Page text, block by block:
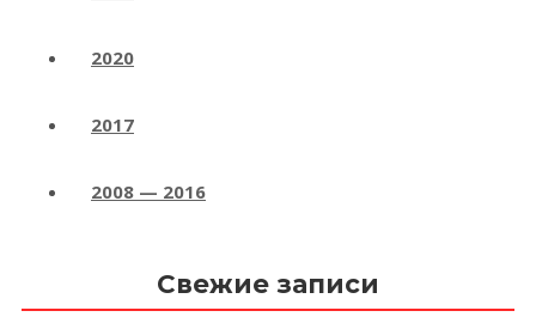
2020
2017
2008 — 2016
Свежие записи